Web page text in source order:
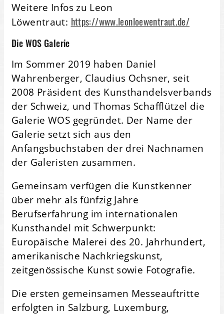
Weitere Infos zu Leon
Löwentraut: https://www.leonloewentraut.de/
Die WOS Galerie
Im Sommer 2019 haben Daniel
Wahrenberger, Claudius Ochsner, seit
2008 Präsident des Kunsthandelsverbands
der Schweiz, und Thomas Schafflützel die
Galerie WOS gegründet. Der Name der
Galerie setzt sich aus den
Anfangsbuchstaben der drei Nachnamen
der Galeristen zusammen.
Gemeinsam verfügen die Kunstkenner
über mehr als fünfzig Jahre
Berufserfahrung im internationalen
Kunsthandel mit Schwerpunkt:
Europäische Malerei des 20. Jahrhundert,
amerikanische Nachkriegskunst,
zeitgenössische Kunst sowie Fotografie.
Die ersten gemeinsamen Messeauftritte
erfolgten in Salzburg, Luxemburg,